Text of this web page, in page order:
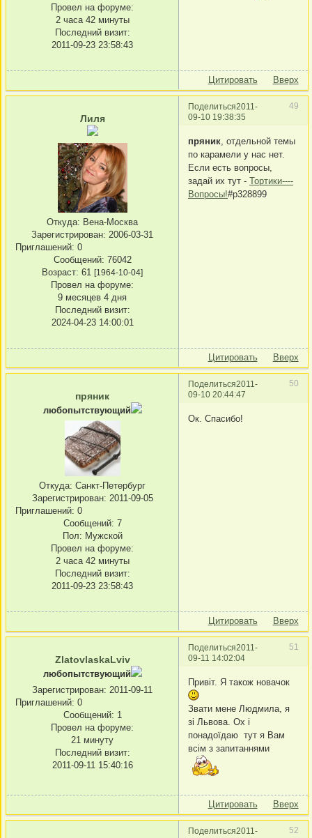
Провел на форуме:
2 часа 42 минуты
Последний визит:
2011-09-23 23:58:43
Цитировать Вверх
Поделиться 49
2011-
09-10 19:38:35
Лиля
Откуда: Вена-Москва
Зарегистрирован: 2006-03-31
Приглашений: 0
Сообщений: 76042
Возраст: 61 [1964-10-04]
Провел на форуме:
9 месяцев 4 дня
Последний визит:
2024-04-23 14:00:01
пряник, отдельной темы
по карамели у нас нет.
Если есть вопросы,
задай их тут - Тортики----
Вопросы!#p328899
Цитировать Вверх
Поделиться 50
2011-
09-10 20:44:47
пряник
любопытствующий
Откуда: Санкт-Петербург
Зарегистрирован: 2011-09-05
Приглашений: 0
Сообщений: 7
Пол: Мужской
Провел на форуме:
2 часа 42 минуты
Последний визит:
2011-09-23 23:58:43
Ок. Спасибо!
Цитировать Вверх
Поделиться 51
2011-
09-11 14:02:04
ZlatovlaskaLviv
любопытствующий
Зарегистрирован: 2011-09-11
Приглашений: 0
Сообщений: 1
Провел на форуме:
21 минуту
Последний визит:
2011-09-11 15:40:16
Привіт. Я також новачок
Звати мене Людмила, я
зі Львова. Ох і
понадоїдаю тут я Вам
всім з запитаннями
Цитировать Вверх
Поделиться 52
2011-